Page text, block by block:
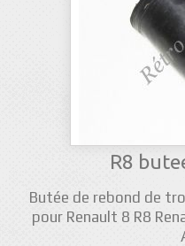
R8
Butée de rebond de
pour Renault 8 R8